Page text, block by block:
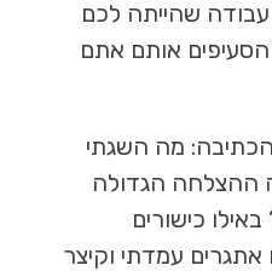
שהייתה לכם
אותם אתם
מה השגתי
ההצלחה הגדולה
כישורים
עמדתי וקיצר